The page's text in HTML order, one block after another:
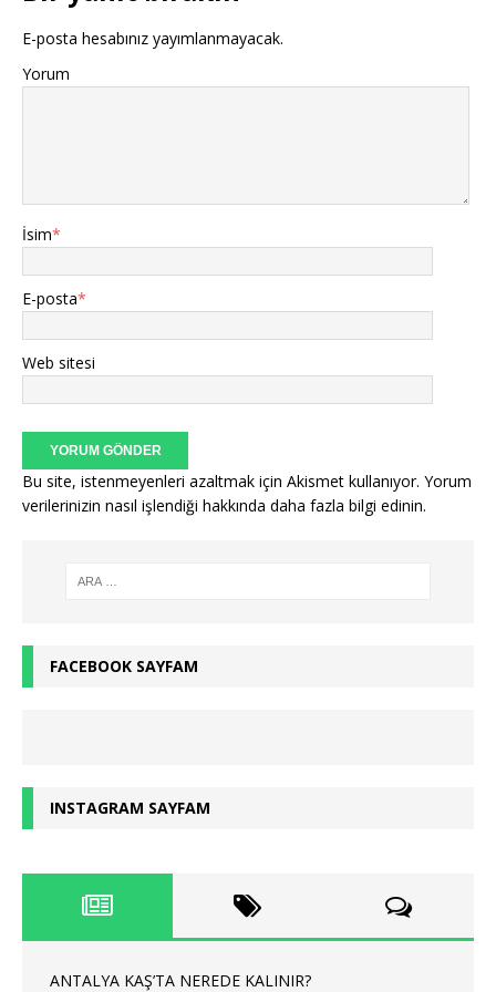
E-posta hesabınız yayımlanmayacak.
Yorum
İsim*
E-posta*
Web sitesi
Bu site, istenmeyenleri azaltmak için Akismet kullanıyor. Yorum
verilerinizin nasıl işlendiği hakkında daha fazla bilgi edinin.
FACEBOOK SAYFAM
INSTAGRAM SAYFAM
ANTALYA KAŞ’TA NEREDE KALINIR?